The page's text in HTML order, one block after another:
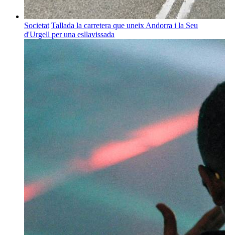
Societat Tallada la carretera que uneix Andorra i la Seu
d'Urgell per una esllavissada